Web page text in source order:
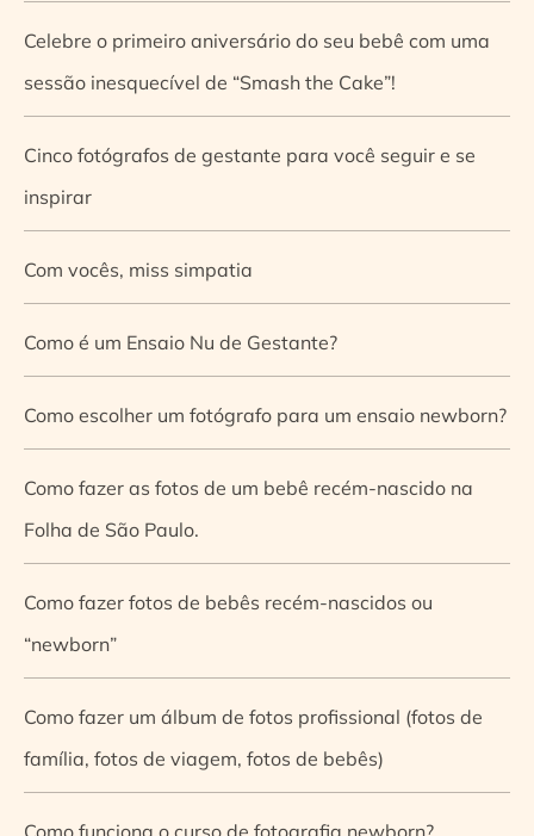
Celebre o primeiro aniversário do seu bebê com uma
sessão inesquecível de “Smash the Cake”!
Cinco fotógrafos de gestante para você seguir e se
inspirar
Com vocês, miss simpatia
Como é um Ensaio Nu de Gestante?
Como escolher um fotógrafo para um ensaio newborn?
Como fazer as fotos de um bebê recém-nascido na
Folha de São Paulo.
Como fazer fotos de bebês recém-nascidos ou
“newborn”
Como fazer um álbum de fotos profissional (fotos de
família, fotos de viagem, fotos de bebês)
Como funciona o curso de fotografia newborn?